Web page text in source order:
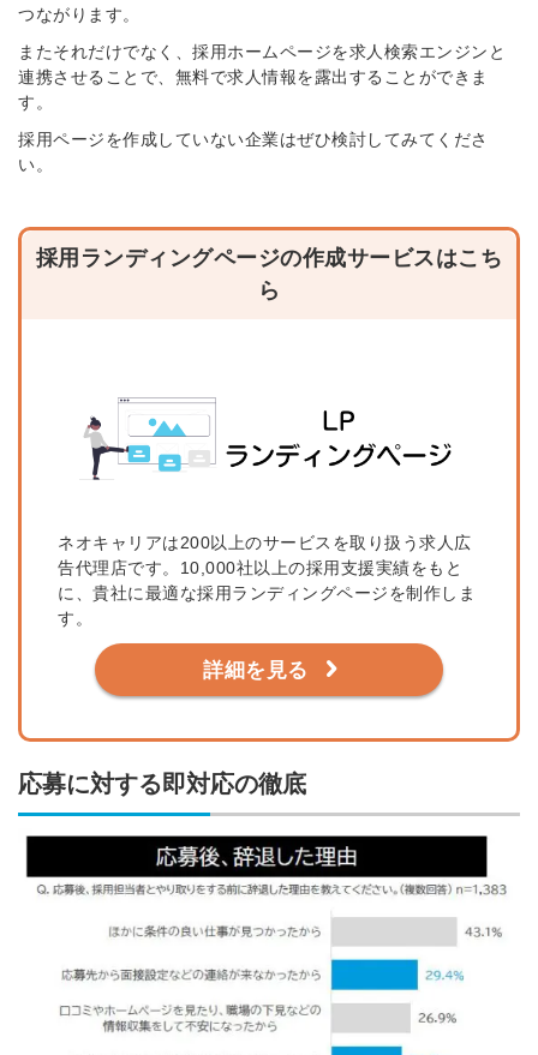
つながります。
またそれだけでなく、採用ホームページを求人検索エンジンと
連携させることで、無料で求人情報を露出することができま
す。
採用ページを作成していない企業はぜひ検討してみてくださ
い。
採用ランディングページの作成サービスはこち
ら
ネオキャリアは200以上のサービスを取り扱う求人広
告代理店です。10,000社以上の採用支援実績をもと
に、貴社に最適な採用ランディングページを制作しま
す。
詳細を見る
応募に対する即対応の徹底